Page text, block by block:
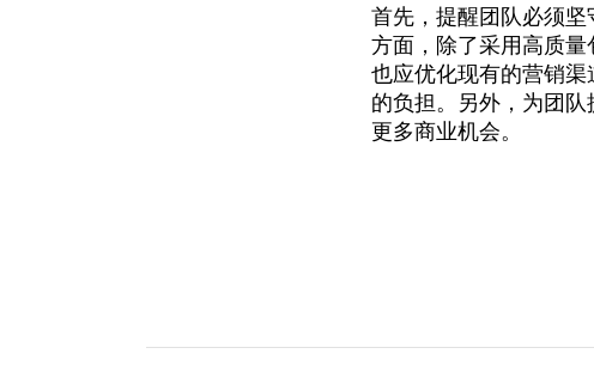
首先，提醒团队必须
方面，除了采用高质
也应优化现有的营销
的负担。另外，为团
更多商业机会。